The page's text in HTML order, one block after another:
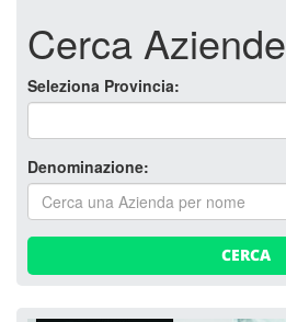
Cerca Aziende
Seleziona Provincia:
Denominazione:
CERCA